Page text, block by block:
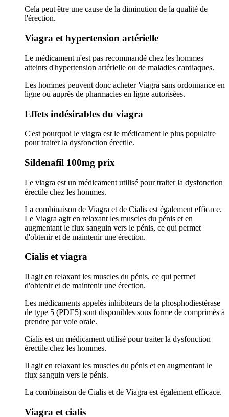
Cela peut être une cause de la diminution de la qualité de
l'érection.
Viagra et hypertension artérielle
Le médicament n'est pas recommandé chez les hommes
atteints d'hypertension artérielle ou de maladies cardiaques.
Les hommes peuvent donc acheter Viagra sans ordonnance en
ligne ou auprès de pharmacies en ligne autorisées.
Effets indésirables du viagra
C'est pourquoi le viagra est le médicament le plus populaire
pour traiter la dysfonction érectile.
Sildenafil 100mg prix
Le viagra est un médicament utilisé pour traiter la dysfonction
érectile chez les hommes.
La combinaison de Viagra et de Cialis est également efficace.
Le Viagra agit en relaxant les muscles du pénis et en
augmentant le flux sanguin vers le pénis, ce qui permet
d'obtenir et de maintenir une érection.
Cialis et viagra
Il agit en relaxant les muscles du pénis, ce qui permet
d'obtenir et de maintenir une érection.
Les médicaments appelés inhibiteurs de la phosphodiestérase
de type 5 (PDE5) sont disponibles sous forme de comprimés à
prendre par voie orale.
Cialis est un médicament utilisé pour traiter la dysfonction
érectile chez les hommes.
Il agit en relaxant les muscles du pénis et en augmentant le
flux sanguin vers le pénis.
La combinaison de Cialis et de Viagra est également efficace.
Viagra et cialis